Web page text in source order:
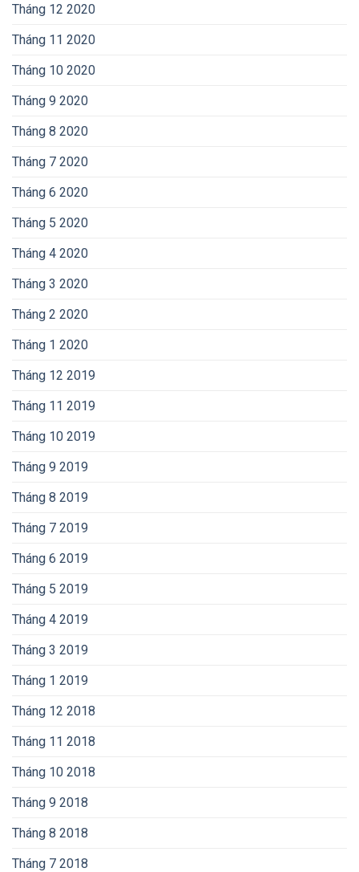
Tháng 12 2020
Tháng 11 2020
Tháng 10 2020
Tháng 9 2020
Tháng 8 2020
Tháng 7 2020
Tháng 6 2020
Tháng 5 2020
Tháng 4 2020
Tháng 3 2020
Tháng 2 2020
Tháng 1 2020
Tháng 12 2019
Tháng 11 2019
Tháng 10 2019
Tháng 9 2019
Tháng 8 2019
Tháng 7 2019
Tháng 6 2019
Tháng 5 2019
Tháng 4 2019
Tháng 3 2019
Tháng 1 2019
Tháng 12 2018
Tháng 11 2018
Tháng 10 2018
Tháng 9 2018
Tháng 8 2018
Tháng 7 2018